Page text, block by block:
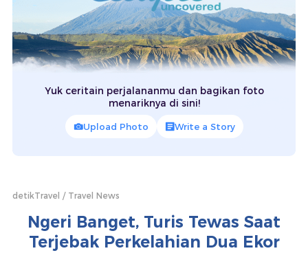
Yuk ceritain perjalananmu dan bagikan foto
menariknya di sini!
Upload Photo Write a Story
detikTravel Travel News
Ngeri Banget, Turis Tewas Saat
Terjebak Perkelahian Dua Ekor